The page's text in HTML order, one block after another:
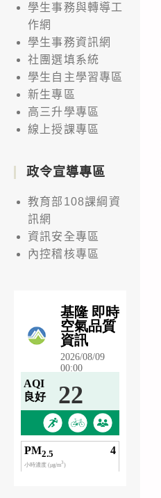
學生事務與轉導工
作網
學生事務資訊網
社團選填系統
學生自主學習專區
新生專區
高三升學專區
線上授課專區
政令宣導專區
教育部108課綱資
訊網
資訊安全專區
內控稽核專區